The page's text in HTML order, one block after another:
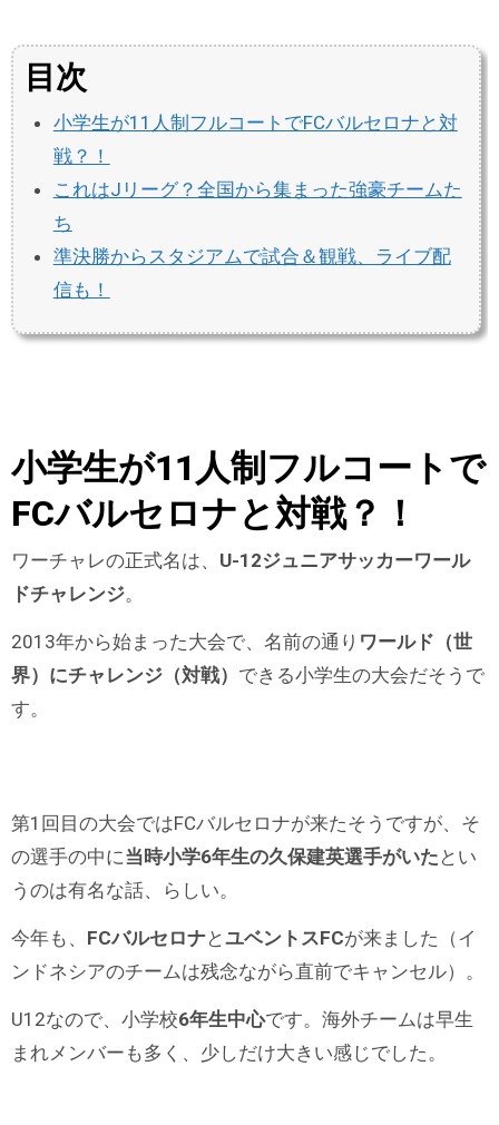
目次
小学生が11人制フルコートでFCバルセロナと対
戦？！
これはJリーグ？全国から集まった強豪チームた
ち
準決勝からスタジアムで試合＆観戦、ライブ配
信も！
小学生が11人制フルコートで
FCバルセロナと対戦？！
ワーチャレの正式名は、 U-12ジュニアサッカーワール
ドチャレンジ。
2013年から始まった大会で、名前の通り ワールド（世
界）にチャレンジ（対戦） できる小学生の大会だそうで
す。
第1回目の大会ではFCバルセロナが来たそうですが、そ
の選手の中に当時小学6年生の久保建英選手がいた とい
うのは有名な話、らしい。
今年も、 FCバルセロナとユベントスFCが来ました（イ
ンドネシアのチームは残念ながら直前でキャンセル）。
U12なので、小学校6年生中心です。海外チームは早生
まれメンバーも多く、少しだけ大きい感じでした。